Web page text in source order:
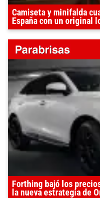
Camiseta y minifalda
España con un original
Forthing bajó los
la nueva estrategia de